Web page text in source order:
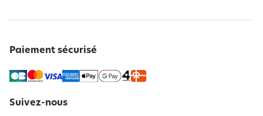
Paiement sécurisé
Suivez-nous